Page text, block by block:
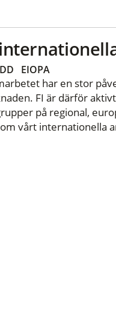
EIOPA
har en stor
FI är därför
på regional,
vårt internationella